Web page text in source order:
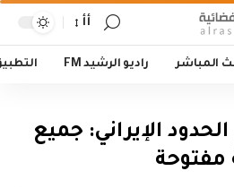
أأ
المباشر راديو الرشيد FM
الإيراني: جميع
مفتوحة